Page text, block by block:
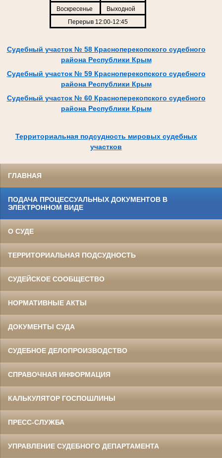
Воскресенье
Выходной
Перерыв 12:00-12:45
Судебный участок № 58 Красноперекопского судебного
района Республики Крым
Судебный участок № 59 Красноперекопского судебного
района Республики Крым
Судебный участок № 60 Красноперекопского судебного
района Республики Крым
Территориальная подсудность мировых судебных
участков
ГЛАВНАЯ
ПОДАЧА ПРОЦЕССУАЛЬНЫХ ДОКУМЕНТОВ В
ЭЛЕКТРОННОМ ВИДЕ
О СУДЕ
ТЕРРИТОРИАЛЬНАЯ ПОДСУДНОСТЬ
СУДЕЙСКОЕ СООБЩЕСТВО
НОРМАТИВНЫЕ АКТЫ
ДОКУМЕНТЫ СУДА
СУДЕБНОЕ ДЕЛОПРОИЗВОДСТВО
СПРАВОЧНАЯ ИНФОРМАЦИЯ
КАЛЬКУЛЯТОР ГОСПОШЛИНЫ
ПРЕСС-СЛУЖБА
УПРАВЛЕНИЕ СУДЕБНОГО ДЕПАРТАМЕНТА